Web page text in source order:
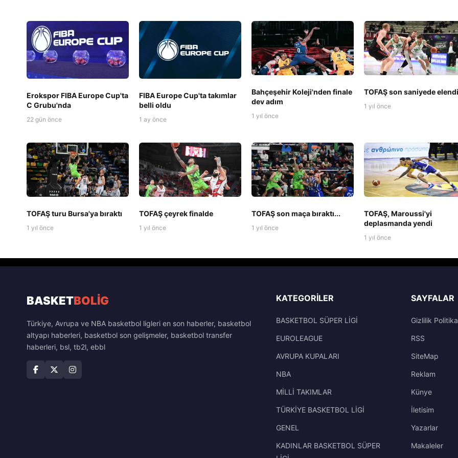
Erokspor FIBA Europe Cup'ta
C Grubu'nda
22 gün önce
FIBA Europe Cup'ta takımlar
belli oldu
1 ay önce
Bahçeşehir Koleji'nden finale
dev adım
1 yıl önce
TOFAŞ son saniyede elendi
1 yıl önce
TOFAŞ turu Bursa'ya bıraktı
1 yıl önce
TOFAŞ çeyrek finalde
1 yıl önce
TOFAŞ son maça bıraktı...
1 yıl önce
TOFAŞ, Maroussi'yi
deplasmanda yendi
1 yıl önce
BASKETBOLİG
Türkiye, Avrupa ve NBA basketbol ligleri en son haberler, basketbol
altyapı haberleri, basketbol son gelişmeler, basketbol transfer
haberleri, bsl, tb2l, ebbl
KATEGORILER
BASKETBOL SÜPER LİGİ
EUROLEAGUE
AVRUPA KUPALARI
NBA
MİLLİ TAKIMLAR
TÜRKİYE BASKETBOL LİGİ
GENEL
KADINLAR BASKETBOL SÜPER
SAYFALAR
Gizlilik
RSS
SiteMap
Reklam
Künye
İletisim
Yazarlar
Makaleler